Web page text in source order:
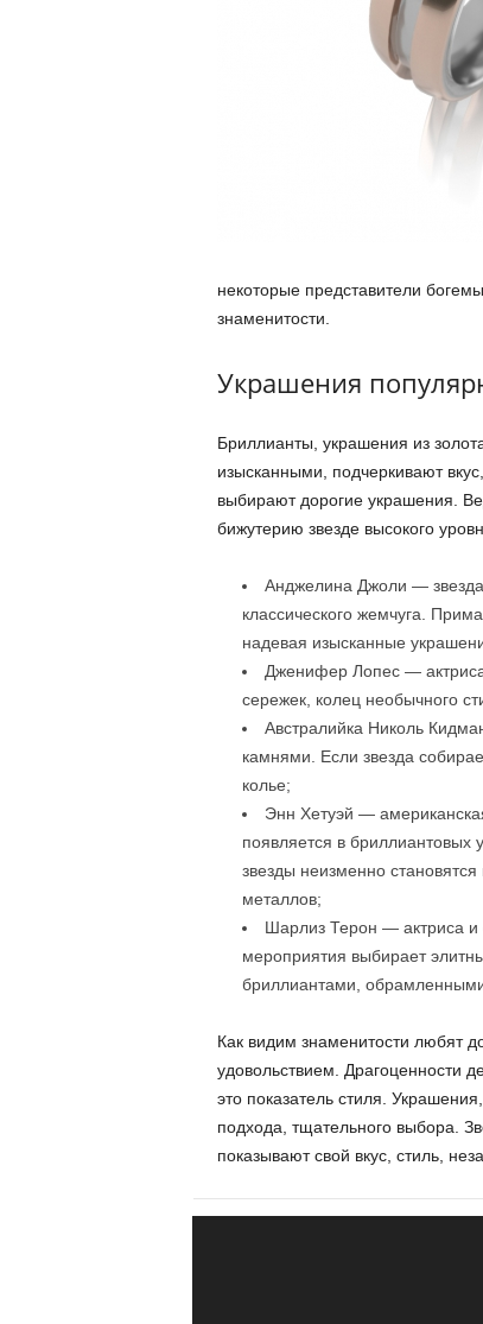
некоторые представители
знаменитости.
Украшения
Бриллианты, украшения из
изысканными, подчеркивают
выбирают дорогие украшения.
бижутерию звезде высокого
Анджелина Джоли — звезда
классического жемчуга.
надевая изысканные
Дженифер Лопес —
сережек, колец необычного
Австралийка Николь
камнями. Если звезда
колье;
Энн Хетуэй —
появляется в
звезды неизменно
металлов;
Шарлиз Терон — актриса и
мероприятия выбирает
бриллиантами,
Как видим знаменитости любят
удовольствием. Драгоценности
это показатель стиля.
подхода, тщательного выбора.
показывают свой вкус, стиль,